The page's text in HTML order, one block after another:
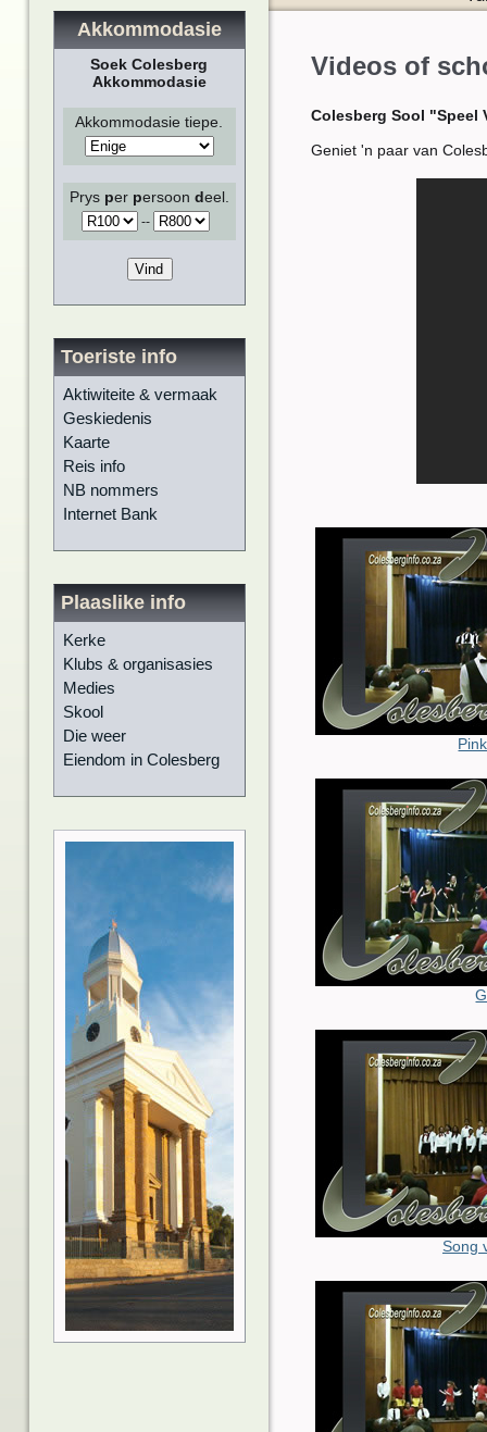
Akkommodasie
Soek Colesberg
Akkommodasie
Akkommodasie tiepe.
Prys per persoon deel.
--
Toeriste info
Aktiwiteite & vermaak
Geskiedenis
Kaarte
Reis info
NB nommers
Internet Bank
Plaaslike info
Kerke
Klubs & organisasies
Medies
Skool
Die weer
Eiendom in Colesberg
Videos of
Colesberg Sool "Speel
Geniet 'n paar van
Song